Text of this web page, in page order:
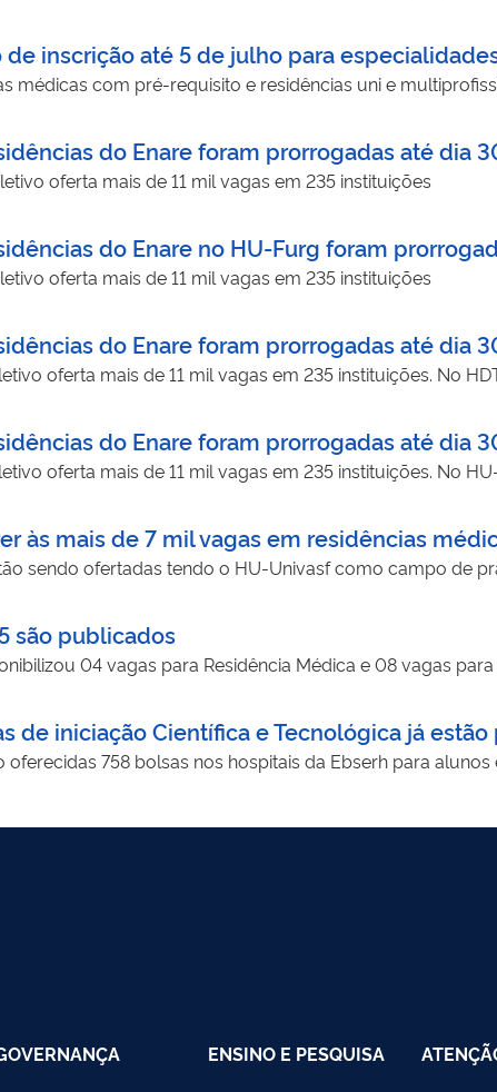
de inscrição até 5 de julho para
médicas com pré-requisito e residências uni e
do Enare foram prorrogadas até dia
oferta mais de 11 mil vagas em 235 instituições
do Enare no HU-Furg foram
oferta mais de 11 mil vagas em 235 instituições
do Enare foram prorrogadas até dia
oferta mais de 11 mil vagas em 235 instituições. No
do Enare foram prorrogadas até dia
oferta mais de 11 mil vagas em 235 instituições. No
às mais de 7 mil vagas em residências
sendo ofertadas tendo o HU-Univasf como campo de
são publicados
04 vagas para Residência Médica e 08 vagas
de iniciação Científica e Tecnológica já
oferecidas 758 bolsas nos hospitais da Ebserh para
ENSINO E PESQUISA